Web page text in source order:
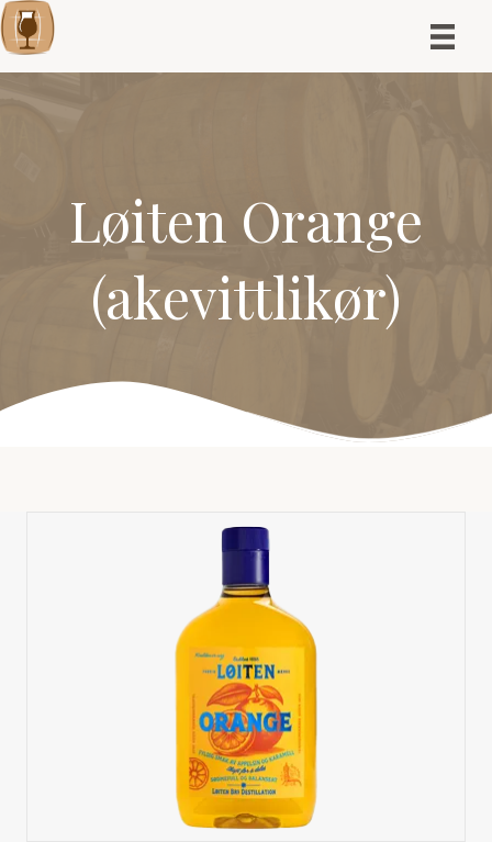
Løiten Orange
(akevittlikør)